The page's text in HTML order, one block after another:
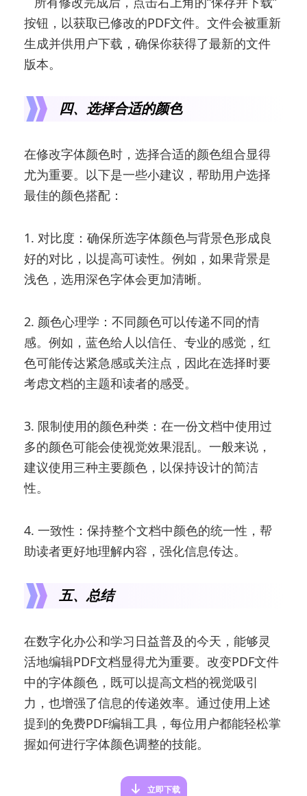
按钮，以获取已修改的PDF文件。文件会被重新
生成并供用户下载，确保你获得了最新的文件
版本。
四、选择合适的颜色
在修改字体颜色时，选择合适的颜色组合显得
尤为重要。以下是一些小建议，帮助用户选择
最佳的颜色搭配：
1. 对比度：确保所选字体颜色与背景色形成良
好的对比，以提高可读性。例如，如果背景是
浅色，选用深色字体会更加清晰。
2. 颜色心理学：不同颜色可以传递不同的情
感。例如，蓝色给人以信任、专业的感觉，红
色可能传达紧急感或关注点，因此在选择时要
考虑文档的主题和读者的感受。
3. 限制使用的颜色种类：在一份文档中使用过
多的颜色可能会使视觉效果混乱。一般来说，
建议使用三种主要颜色，以保持设计的简洁
性。
4. 一致性：保持整个文档中颜色的统一性，帮
助读者更好地理解内容，强化信息传达。
五、总结
在数字化办公和学习日益普及的今天，能够灵
活地编辑PDF文档显得尤为重要。改变PDF文件
中的字体颜色，既可以提高文档的视觉吸引
力，也增强了信息的传递效率。通过使用上述
提到的免费PDF编辑工具，每位用户都能轻松掌
握如何进行字体颜色调整的技能。
立即下载